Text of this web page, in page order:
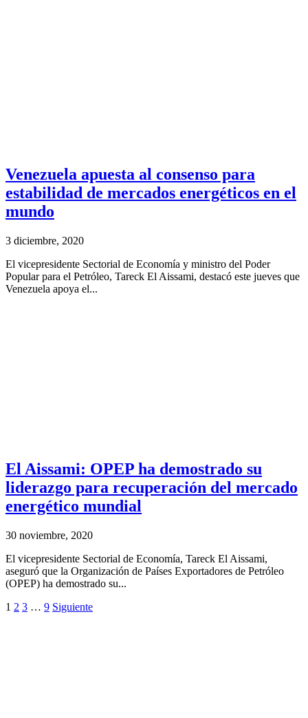
Venezuela apuesta al consenso para
estabilidad de mercados energéticos en el
mundo
3 diciembre, 2020
El vicepresidente Sectorial de Economía y ministro del Poder
Popular para el Petróleo, Tareck El Aissami, destacó este jueves que
Venezuela apoya el...
El Aissami: OPEP ha demostrado su
liderazgo para recuperación del mercado
energético mundial
30 noviembre, 2020
El vicepresidente Sectorial de Economía, Tareck El Aissami,
aseguró que la Organización de Países Exportadores de Petróleo
(OPEP) ha demostrado su...
1 2 3 … 9 Siguiente